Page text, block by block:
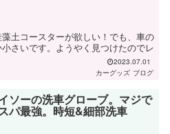
土コースターが欲しい！でも、車の
さいです。ようやく見つけたのでレ
2023.07.01
カーグッズ ブログ
ソーの洗車グローブ。マジで
パ最強。時短&細部洗車